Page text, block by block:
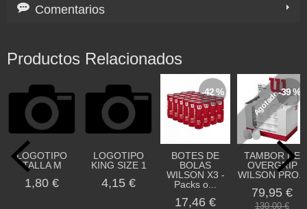
Comentarios
Productos Relacionados
LOGOTIPO
TALLA M
1,80 €
LOGOTIPO
KING SIZE 1
4,15 €
-42 %
BOTES DE
BOLAS
WILSON X3 -
Packs o...
17,46 €
Agotado-39 %
TAMBOR DE
OVERGRIP
WILSON PRO...
79,95 €
130,00 €